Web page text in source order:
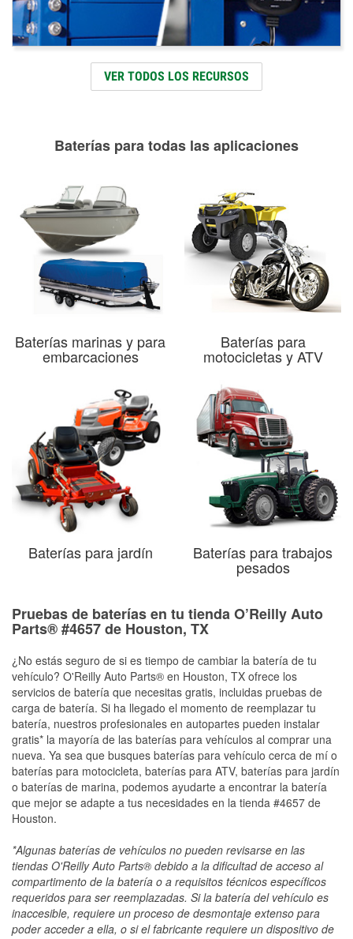
VER TODOS LOS RECURSOS
Baterías para todas las aplicaciones
Baterías marinas y para
embarcaciones
Baterías para
motocicletas y ATV
Baterías para jardín Baterías para trabajos
pesados
Pruebas de baterías en tu tienda O’Reilly Auto
Parts® #4657 de Houston, TX
¿No estás seguro de si es tiempo de cambiar la batería de tu
vehículo? O'Reilly Auto Parts® en Houston, TX ofrece los
servicios de batería que necesitas gratis, incluidas pruebas de
carga de batería. Si ha llegado el momento de reemplazar tu
batería, nuestros profesionales en autopartes pueden instalar
gratis* la mayoría de las baterías para vehículos al comprar una
nueva. Ya sea que busques baterías para vehículo cerca de mí o
baterías para motocicleta, baterías para ATV, baterías para jardín
o baterías de marina, podemos ayudarte a encontrar la batería
que mejor se adapte a tus necesidades en la tienda #4657 de
Houston.
*Algunas baterías de vehículos no pueden revisarse en las
tiendas O'Reilly Auto Parts® debido a la dificultad de acceso al
compartimento de la batería o a requisitos técnicos específicos
requeridos para ser reemplazadas. Si la batería del vehículo es
inaccesible, requiere un proceso de desmontaje extenso para
poder acceder a ella, o si el fabricante requiere un dispositivo de